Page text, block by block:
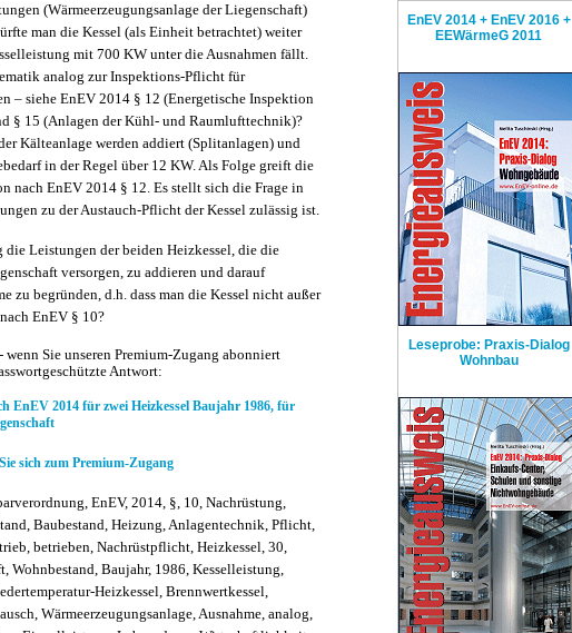
(Wärmeerzeugungsanlage der Liegenschaft)
man die Kessel (als Einheit betrachtet) weiter
mit 700 KW unter die Ausnahmen fällt.
analog zur Inspektions-Pflicht für
– siehe EnEV 2014 § 12 (Energetische Inspektion
§ 15 (Anlagen der Kühl- und Raumlufttechnik)?
Kälteanlage werden addiert (Splitanlagen) und
in der Regel über 12 KW. Als Folge greift die
nach EnEV 2014 § 12. Es stellt sich die Frage in
zu der Austauch-Pflicht der Kessel zulässig ist.
die Leistungen der beiden Heizkessel, die die
versorgen, zu addieren und darauf
zu begründen, d.h. dass man die Kessel nicht außer
EnEV § 10?
wenn Sie unseren Premium-Zugang abonniert
Antwort:
EnEV 2014 für zwei Heizkessel Baujahr 1986, für
sich zum Premium-Zugang
EnEV, 2014, §, 10, Nachrüstung,
Baubestand, Heizung, Anlagentechnik, Pflicht,
betrieben, Nachrüstpflicht, Heizkessel, 30,
Wohnbestand, Baujahr, 1986, Kesselleistung,
Heizkessel, Brennwertkessel,
Wärmeerzeugungsanlage, Ausnahme, analog,
EnEV 2014 + EnEV 2016 +
EEWärmeG 2011
Leseprobe: Praxis-Dialog
Wohnbau